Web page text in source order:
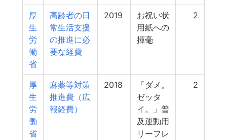
厚
生
労
働
省
高齢者の日
常生活支援
の推進に必
要な経費
2019
お祝い状
用紙への
揮毫
2
厚
生
労
働
省
麻薬等対策
推進費（広
報経費）
2018
「ダメ。
ゼッタ
イ。」普
及運動用
リーフレ
2